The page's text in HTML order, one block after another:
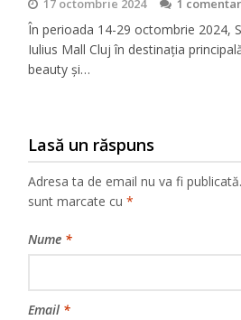
17 octombrie 2024 1
În perioada 14-29 octombrie 2024,
Iulius Mall Cluj în destinația
beauty și…
Lasă un răspuns
Adresa ta de email nu va fi publicată.
sunt marcate cu*
Nume *
Email *